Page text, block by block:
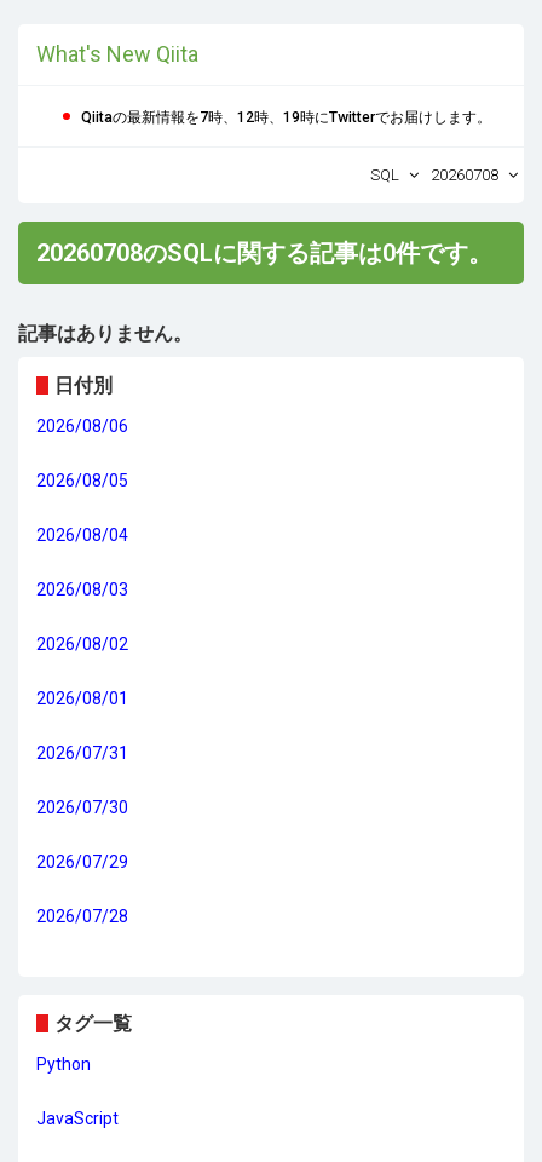
What's New Qiita
Qiitaの最新情報を7時、12時、19時にTwitterでお届けします。
SQL 20260708
20260708のSQLに関する記事は0件です。
記事はありません。
日付別
2026/08/06
2026/08/05
2026/08/04
2026/08/03
2026/08/02
2026/08/01
2026/07/31
2026/07/30
2026/07/29
2026/07/28
タグ一覧
Python
JavaScript